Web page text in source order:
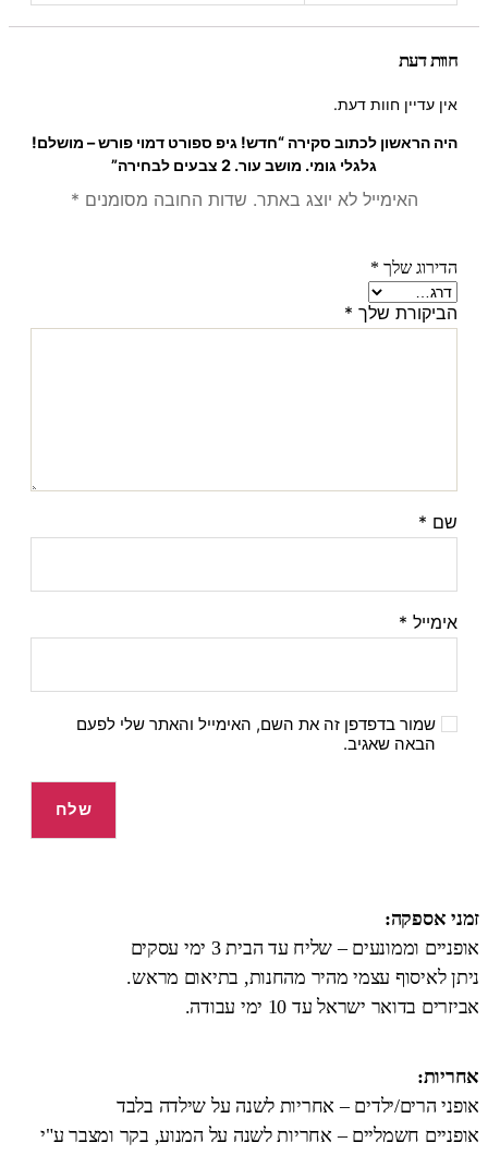
חוות דעת
אין עדיין חוות דעת.
היה הראשון לכתוב סקירה “חדש! גיפ ספורט דמוי פורש – מושלם!
גלגלי גומי. מושב עור. 2 צבעים לבחירה”
האימייל לא יוצג באתר. שדות החובה מסומנים *
הדירוג שלך *
הביקורת שלך *
שם *
אימייל *
שמור בדפדפן זה את השם, האימייל והאתר שלי לפעם
הבאה שאגיב.
זמני אספקה:
אופניים וממונעים – שליח עד הבית 3 ימי עסקים
ניתן לאיסוף עצמי מהיר מהחנות, בתיאום מראש.
אביזרים בדואר ישראל עד 10 ימי עבודה.
אחריות:
אופני הרים/ילדים – אחריות לשנה על שילדה בלבד
אופניים חשמליים – אחריות לשנה על המנוע, בקר ומצבר ע"י